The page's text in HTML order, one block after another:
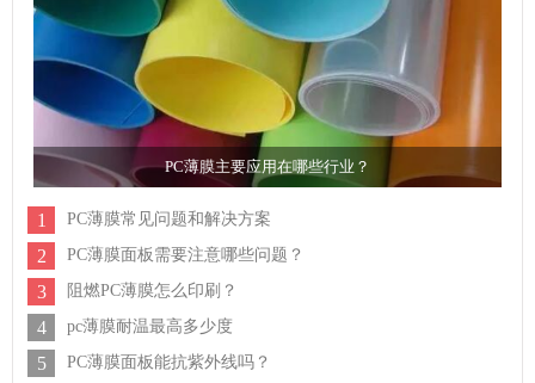
PC薄膜主要应用在哪些行业？
1 PC薄膜常见问题和解决方案
2 PC薄膜面板需要注意哪些问题？
3 阻燃PC薄膜怎么印刷？
4 pc薄膜耐温最高多少度
5 PC薄膜面板能抗紫外线吗？